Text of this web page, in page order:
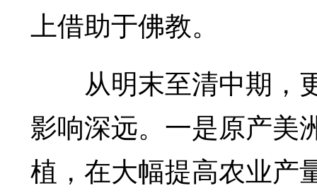
上借助于佛教。
从明末至清中期，
影响深远。一是原产美
植，在大幅提高农业产